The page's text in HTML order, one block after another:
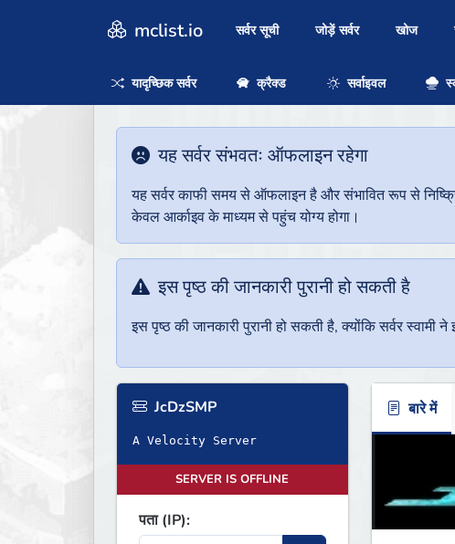
mclist.io सर्वर सूची जोड़ें सर्वर खोज
यादृच्छिक सर्वर क्रैक्ड सर्वाइवल
यह सर्वर संभवतः ऑफलाइन रहेगा
यह सर्वर काफी समय से ऑफलाइन है और संभावित रूप से
केवल आर्काइव के माध्यम से पहुंच योग्य होगा।
इस पृष्ठ की जानकारी पुरानी हो सकती है
इस पृष्ठ की जानकारी पुरानी हो सकती है, क्योंकि सर्वर
JcDzSMP
A Velocity Server
SERVER IS OFFLINE
पता (IP):
बारे में